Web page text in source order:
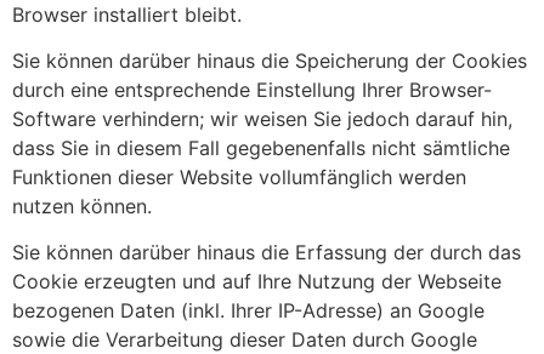
Browser installiert bleibt.
Sie können darüber hinaus die Speicherung der Cookies
durch eine entsprechende Einstellung Ihrer Browser-
Software verhindern; wir weisen Sie jedoch darauf hin,
dass Sie in diesem Fall gegebenenfalls nicht sämtliche
Funktionen dieser Website vollumfänglich werden
nutzen können.
Sie können darüber hinaus die Erfassung der durch das
Cookie erzeugten und auf Ihre Nutzung der Webseite
bezogenen Daten (inkl. Ihrer IP-Adresse) an Google
sowie die Verarbeitung dieser Daten durch Google